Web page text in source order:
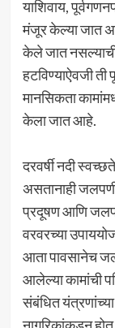
याशिवाय,
मंजूर केल्या जात
केले जात
हटविण्याऐवजी ती
मानसिकता
केला जात आहे.
दरवर्षी नदी
असतानाही
प्रदूषण आणि
वरवरच्या
आता पावसानेच
आलेल्या कामांची
संबंधित यंत्रणांच्या